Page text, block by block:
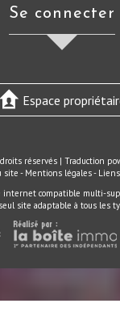
se connecter
Espace
réservés | Traduction
site - Mentions légales- Liens
internet compatible multi-
site adaptable à tous les